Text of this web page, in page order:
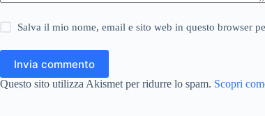
Salva il mio nome, email e sito web in questo browser
Invia commento
Questo sito utilizza Akismet per ridurre lo spam. Scopri